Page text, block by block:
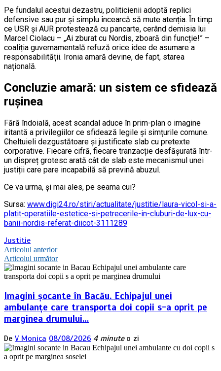
Pe fundalul acestui dezastru, politicienii adoptă replici
defensive sau pur și simplu încearcă să mute atenția. În timp
ce USR și AUR protestează cu pancarte, cerând demisia lui
Marcel Ciolacu – „Ai zburat cu Nordis, zboară din funcție!” –
coaliția guvernamentală refuză orice idee de asumare a
responsabilității. Ironia amară devine, de fapt, starea
națională.
Concluzie amară: un sistem ce sfidează
rușinea
Fără îndoială, acest scandal aduce în prim-plan o imagine
iritantă a privilegiilor ce sfidează legile și simțurile comune.
Cheltuieli dezgustătoare și justificate slab cu pretexte
corporative. Fiecare cifră, fiecare tranzacție desfășurată într-
un dispreț grotesc arată cât de slab este mecanismul unei
justiții care pare incapabilă să prevină abuzul.
Ce va urma, și mai ales, pe seama cui?
Sursa: www.digi24.ro/stiri/actualitate/justitie/laura-vicol-si-a-
platit-operatiile-estetice-si-petrecerile-in-cluburi-de-lux-cu-
banii-nordis-referat-diicot-3111289
Justitie
Navigare
în
articole
Articolul anterior
Articolul următor
Imagini șocante în Bacău. Echipajul unei
ambulanțe care transporta doi copii s-a oprit pe
marginea drumului…
De V Monica 08/08/2026 4 minute o zi